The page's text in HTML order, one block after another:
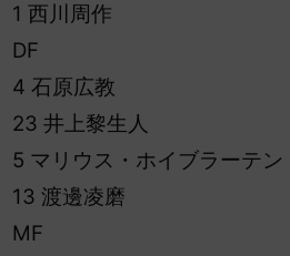
1 西川周作
DF
4 石原広教
23 井上黎生人
5 マリウス・ホイブラーテン
13 渡邊凌磨
MF